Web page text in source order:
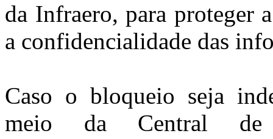
da Infraero, para proteger
a confidencialidade das
Caso o bloqueio seja
meio da Central